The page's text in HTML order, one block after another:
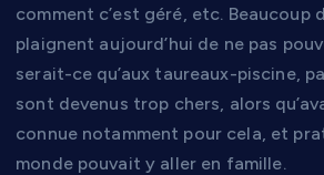
comment c’est géré, etc. Beaucoup
plaignent aujourd’hui de ne pas
serait-ce qu’aux taureaux-piscine,
sont devenus trop chers, alors
connue notamment pour cela, et
monde pouvait y aller en famille.